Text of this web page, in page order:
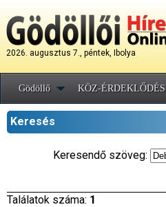
2026. augusztus 7., péntek, Ibolya
Gödöllő KÖZ-ÉRDEKLŐDÉS
Keresés
Keresendő szöveg:
Találatok száma: 1